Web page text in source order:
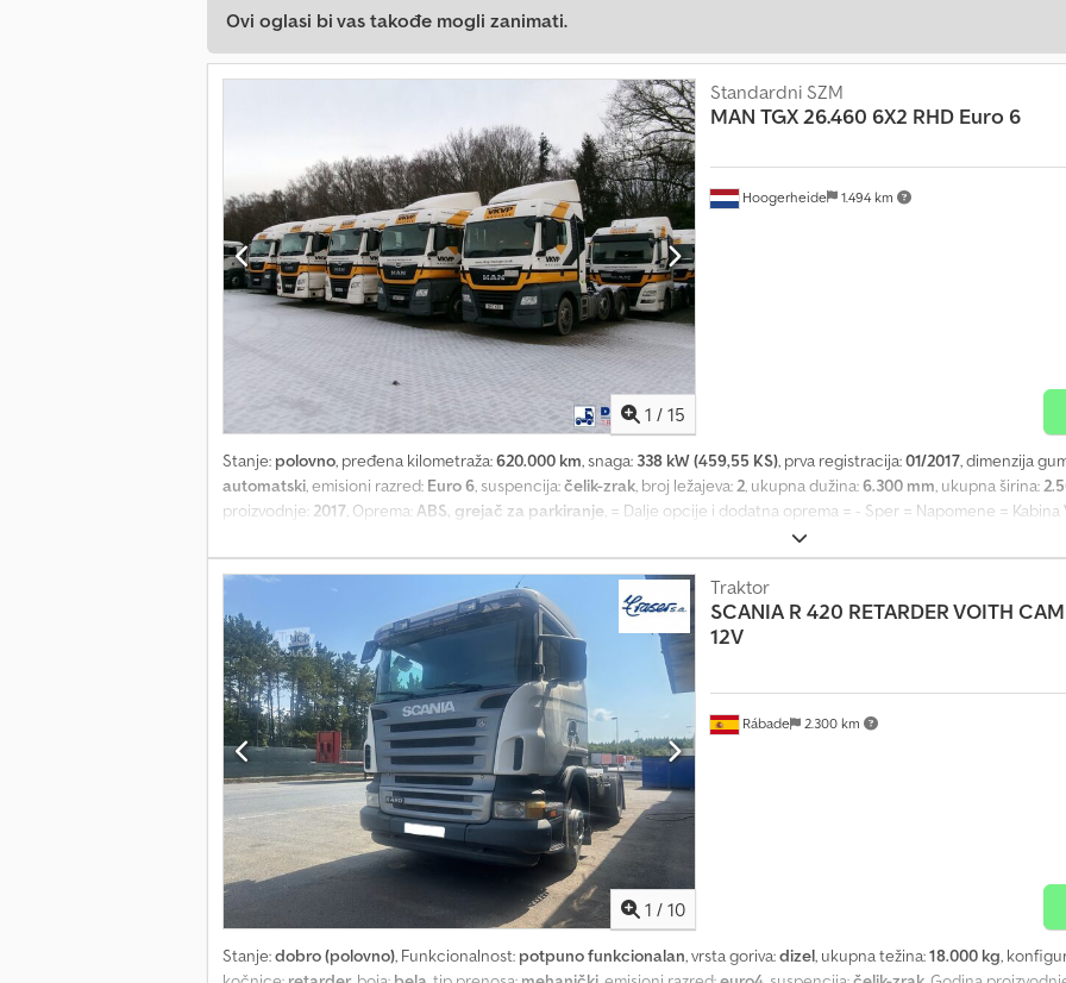
Ovi oglasi bi vas takođe mogli zanimati.
1 / 15
Hoogerheide 1.494 km
Standardni SZM
MAN TGX 26.460 6X2 RHD Euro 6
Stanje: polovno, pređena kilometraža:620.000 km, snaga: 338 kW (459,55 KS), prva registracija:01/2017, dimenzija
automatski, emisioni razred: Euro 6, suspencija:čelik-zrak, broj ležajeva:2, ukupna dužina:6.300 mm, ukupna širina:
proizvodnje: 2017, Oprema: ABS, grejač za parkiranje, = Dalje opcije i dodatna oprema = - Sper = Napomene =
105 cm Međuosovinsko rastojanje: 265 cm (1-2) 140 cm (2-3) Prečnik priključnog zatiča / sedlaste spojnice: 2 inča
za gorivo: 750 L Nadgradnja Visina tanjira: 125 cm Rezervoar Gorivo: ✓ = Dodatne informacije = Dimenzije guma: 315/70
35%; profil gume desno: 35%; ogibljenje: lisnate opruge Osovina 2: podizna osovina; profil gume levo: 50%; profil
3: dvostruka uparena; profil gume spolja levo: 50%; profil gume spolja desno: 50%; ogibljenje: vazdušno Dozvoljena
masa: 44.000 kg Registracija: DK17KZJ = Informacije o firmi = Za više informacija o ovom vozilu, pozovite: ili pošaljite
pronaći na: . Ne zaboravite da se pretplatite na naš newsletter kako biste sedmično dobijali najnovije informacije o
1 / 10
Rábade 2.300 km
Traktor
SCANIA R 420 RETARDER VOITH
12V
Stanje:dobro (polovno), Funkcionalnost: potpuno funkcionalan, vrsta goriva:dizel, ukupna težina:18.000 kg,